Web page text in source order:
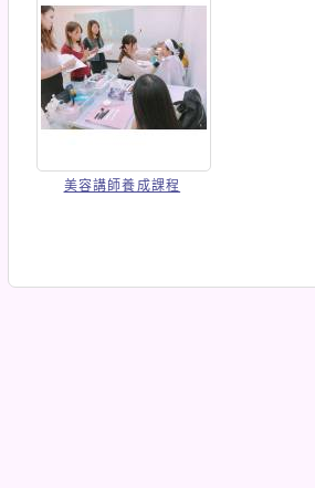
美容講師養成課程